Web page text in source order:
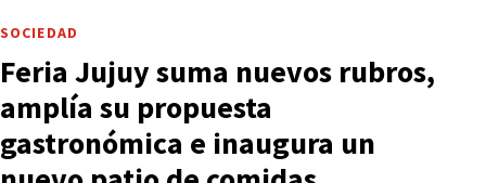
SOCIEDAD
Feria Jujuy suma nuevos rubros,
amplía su propuesta
gastronómica e inaugura un